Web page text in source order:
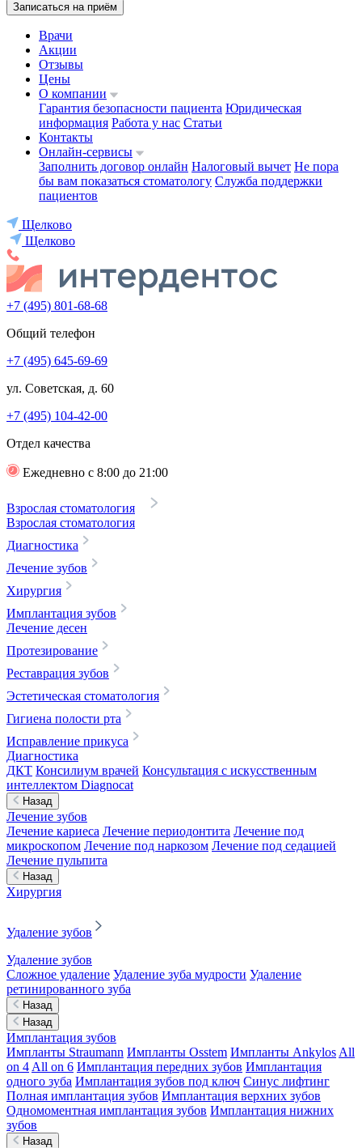
Записаться на приём
Врачи
Акции
Отзывы
Цены
О компании
Гарантия безопасности пациента Юридическая
информация Работа у нас Статьи
Контакты
Онлайн-сервисы
Заполнить договор онлайн Налоговый вычет Не пора
бы вам показаться стоматологу Служба поддержки
пациентов
Щелково
Щелково
+7 (495) 801-68-68
Общий телефон
+7 (495) 645-69-69
ул. Советская, д. 60
+7 (495) 104-42-00
Отдел качества
Ежедневно с 8:00 до 21:00
Взрослая стоматология
Взрослая стоматология
Диагностика
Лечение зубов
Хирургия
Имплантация зубов
Лечение десен
Протезирование
Реставрация зубов
Эстетическая стоматология
Гигиена полости рта
Исправление прикуса
Диагностика
ДКТ Консилиум врачей Консультация с искусственным
интеллектом Diagnocat
Назад
Лечение зубов
Лечение кариеса Лечение периодонтита Лечение под
микроскопом Лечение под наркозом Лечение под седацией
Лечение пульпита
Назад
Хирургия
Удаление зубов
Удаление зубов
Сложное удаление Удаление зуба мудрости Удаление
ретинированного зуба
Назад
Назад
Имплантация зубов
Импланты Straumann Импланты Osstem Импланты Ankylos All
on 4 All on 6 Имплантация передних зубов Имплантация
одного зуба Имплантация зубов под ключ Синус лифтинг
Полная имплантация зубов Имплантация верхних зубов
Одномоментная имплантация зубов Имплантация нижних
зубов
Назад